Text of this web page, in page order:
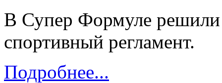
В Супер Формуле
спортивный регламент.
Подробнее...